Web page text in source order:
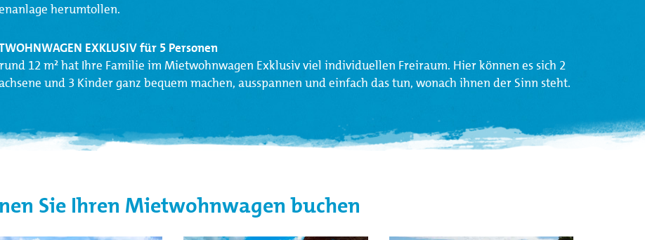
herumtollen.
EXKLUSIV für 5 Personen
12 m² hat Ihre Familie im Mietwohnwagen Exklusiv viel individuellen Freiraum. Hier können es sich 2
und 3 Kinder ganz bequem machen, ausspannen und einfach das tun, wonach ihnen der Sinn steht.
Sie Ihren Mietwohnwagen buchen